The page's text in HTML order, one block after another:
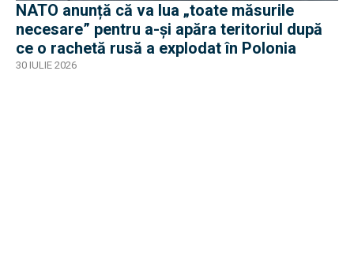
NATO anunță că va lua „toate măsurile
necesare” pentru a-și apăra teritoriul după
ce o rachetă rusă a explodat în Polonia
30 IULIE 2026